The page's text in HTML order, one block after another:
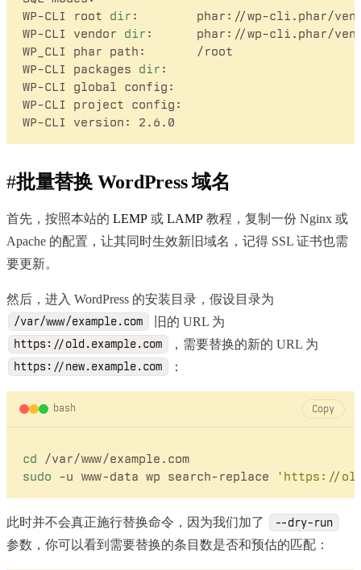
WP-CLI root dir :	phar://wp-cli.phar/vendor/wp-cli/wp-cli
WP-CLI vendor dir :	phar://wp-cli.phar/vendor
WP_CLI phar path:	/root
WP-CLI packages dir :
WP-CLI global config:
WP-CLI project config:
#批量替换 WordPress 域名
首先，按照本站的 LEMP 或 LAMP 教程，复制一份 Nginx 或
Apache 的配置，让其同时生效新旧域名，记得 SSL 证书也需
要更新。
然后，进入 WordPress 的安装目录，假设目录为
/var/www/example.com 旧的 URL 为
https://old.example.com ，需要替换的新的 URL 为
https://new.example.com ：
bash Copy
cd
sudo -u www-data wp search-replace 'https://
此时并不会真正施行替换命令，因为我们加了 --dry-run
参数，你可以看到需要替换的条目数是否和预估的匹配：